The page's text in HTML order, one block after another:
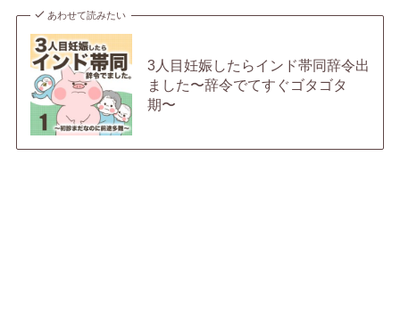
あわせて読みたい
3人目妊娠したらインド帯同辞令出
ました〜辞令でてすぐゴタゴタ
期〜